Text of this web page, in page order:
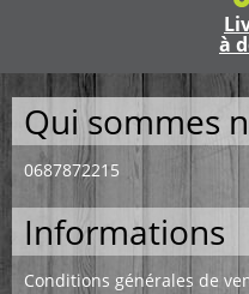
à
Qui sommes
0687872215
Informations
Conditions générales de